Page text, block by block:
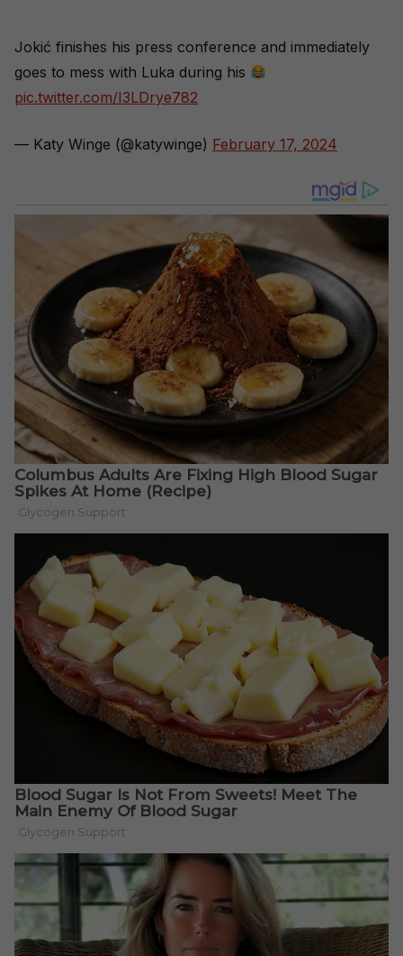
Jokić finishes his press conference and immediately
goes to mess with Luka during his
pic.twitter.com/I3LDrye782
— Katy Winge (@katywinge) February 17, 2024